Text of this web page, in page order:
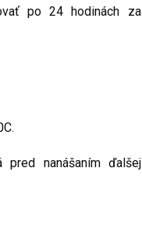
po 24 hodinách za
pred nanášaním ďalšej